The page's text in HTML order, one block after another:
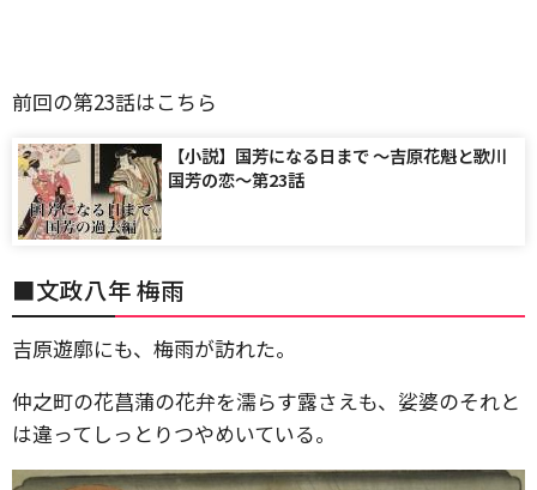
前回の第23話はこちら
【小説】国芳になる日まで 〜吉原花魁と歌川
国芳の恋〜第23話
■文政八年 梅雨
吉原遊廓にも、梅雨が訪れた。
仲之町の花菖蒲の花弁を濡らす露さえも、娑婆のそれと
は違ってしっとりつやめいている。